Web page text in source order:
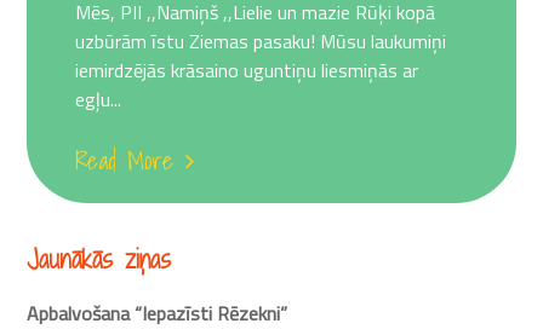
Mēs, PII ,,Namiņš ,,Lielie un mazie Rūķi kopā
uzbūrām īstu Ziemas pasaku! Mūsu laukumiņi
iemirdzējās krāsaino uguntiņu liesmiņās ar
egļu...
Read More
Jaunākās ziņas
Apbalvošana “Iepazīsti Rēzekni”